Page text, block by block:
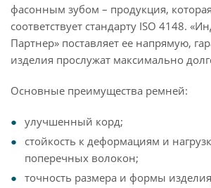
фасонным зубом – продукция,
соответствует стандарту ISO 4148.
Партнер» поставляет ее напрямую,
изделия прослужат максимально
Основные преимущества ремней:
улучшенный корд;
стойкость к деформациям и
поперечных волокон;
точность размера и формы